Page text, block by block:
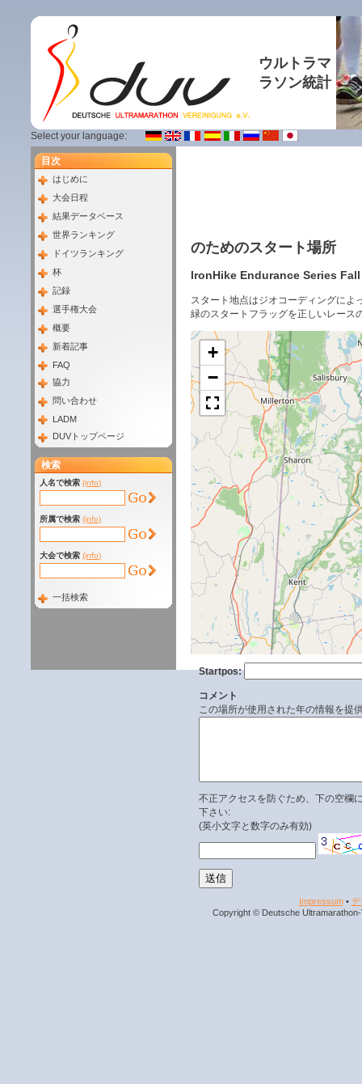
ウルトラマ
ラソン統計
Select your language:
目次
はじめに
大会日程
結果データベース
世界ランキング
ドイツランキング
杯
記録
選手権大会
概要
新着記事
FAQ
協力
問い合わせ
LADM
DUVトップページ
検索
人名で検索 (info)
所属で検索 (info)
大会で検索 (info)
一括検索
のためのスタート場所
IronHike Endurance Series
スタート地点はジオコーディングに
緑のスタートフラッグを正しいレース
+
−
Startpos:
コメント
この場所が使用された年の情報を提
不正アクセスを防ぐため、下の空欄
下さい:
(英小文字と数字のみ有効)
Impressum• デ
Copyright © Deutsche